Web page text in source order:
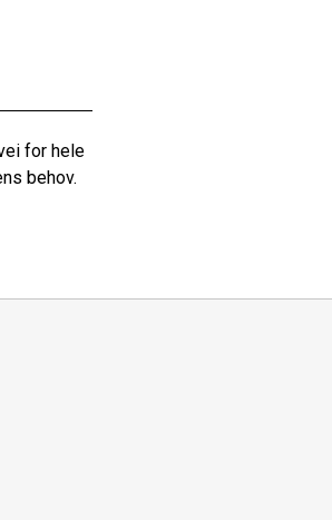
for hele
behov.